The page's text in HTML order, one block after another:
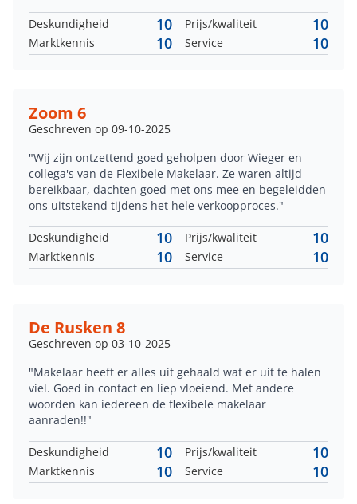
Deskundigheid 10 Prijs/kwaliteit 10
Marktkennis 10 Service 10
Zoom 6
Geschreven op 09-10-2025
"Wij zijn ontzettend goed geholpen door Wieger en
collega's van de Flexibele Makelaar. Ze waren altijd
bereikbaar, dachten goed met ons mee en begeleidden
ons uitstekend tijdens het hele verkoopproces."
Deskundigheid 10 Prijs/kwaliteit 10
Marktkennis 10 Service 10
De Rusken 8
Geschreven op 03-10-2025
"Makelaar heeft er alles uit gehaald wat er uit te halen
viel. Goed in contact en liep vloeiend. Met andere
woorden kan iedereen de flexibele makelaar
aanraden!!"
Deskundigheid 10 Prijs/kwaliteit 10
Marktkennis 10 Service 10